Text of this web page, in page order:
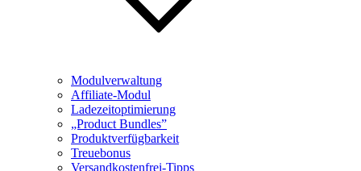
Modulverwaltung
Affiliate-Modul
Ladezeitoptimierung
„Product Bundles”
Produktverfügbarkeit
Treuebonus
Versandkostenfrei-Tipps